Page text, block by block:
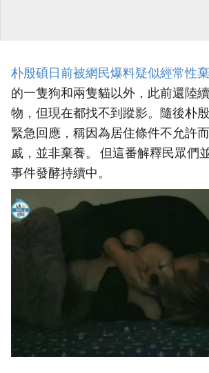
朴殷碩日前被網民爆料疑似經常性
的一隻狗和兩隻貓以外，此前還陸
物，但現在都找不到蹤影。隨後朴
緊急回應，稱因為居住條件不允許
戚，並非棄養。 但這番解釋民眾們
事件發酵持續中。